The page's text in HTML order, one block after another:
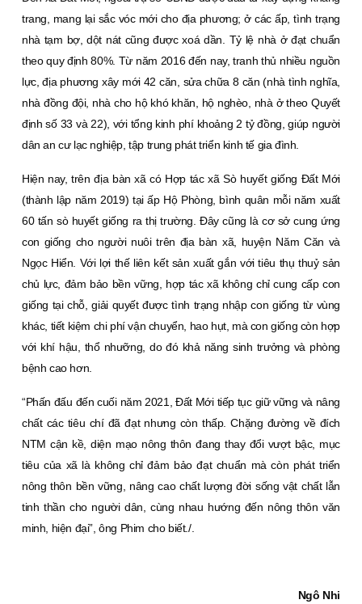
trang, mang lại sắc vóc mới cho địa phương; ở các ấp, tình trạng
nhà tạm bợ, dột nát cũng được xoá dần. Tỷ lệ nhà ở đạt chuẩn
theo quy định 80%. Từ năm 2016 đến nay, tranh thủ nhiều nguồn
lực, địa phương xây mới 42 căn, sửa chữa 8 căn (nhà tình nghĩa,
nhà đồng đội, nhà cho hộ khó khăn, hộ nghèo, nhà ở theo Quyết
định số 33 và 22), với tổng kinh phí khoảng 2 tỷ đồng, giúp người
dân an cư lạc nghiệp, tập trung phát triển kinh tế gia đình.
Hiện nay, trên địa bàn xã có Hợp tác xã Sò huyết giống Ðất Mới
(thành lập năm 2019) tại ấp Hộ Phòng, bình quân mỗi năm xuất
60 tấn sò huyết giống ra thị trường. Ðây cũng là cơ sở cung ứng
con giống cho người nuôi trên địa bàn xã, huyện Năm Căn và
Ngọc Hiển. Với lợi thế liên kết sản xuất gắn với tiêu thụ thuỷ sản
chủ lực, đảm bảo bền vững, hợp tác xã không chỉ cung cấp con
giống tại chỗ, giải quyết được tình trạng nhập con giống từ vùng
khác, tiết kiệm chi phí vận chuyển, hao hụt, mà con giống còn hợp
với khí hậu, thổ nhưỡng, do đó khả năng sinh trưởng và phòng
bệnh cao hơn.
“Phấn đấu đến cuối năm 2021, Ðất Mới tiếp tục giữ vững và nâng
chất các tiêu chí đã đạt nhưng còn thấp. Chặng đường về đích
NTM cận kề, diện mạo nông thôn đang thay đổi vượt bậc, mục
tiêu của xã là không chỉ đảm bảo đạt chuẩn mà còn phát triển
nông thôn bền vững, nâng cao chất lượng đời sống vật chất lẫn
tinh thần cho người dân, cùng nhau hướng đến nông thôn văn
minh, hiện đại”, ông Phim cho biết./.
Ngô Nhi